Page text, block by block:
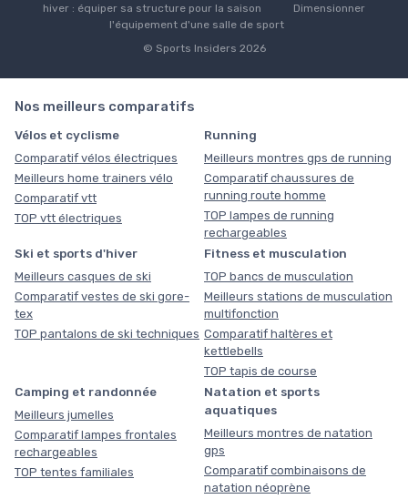
hiver : équiper sa structure pour la saison
Dimensionner
l'équipement d'une salle de sport
© Sports Insiders 2026
Nos meilleurs comparatifs
Vélos et cyclisme
Comparatif vélos électriques
Meilleurs home trainers vélo
Comparatif vtt
TOP vtt électriques
Running
Meilleurs montres gps de running
Comparatif chaussures de
running route homme
TOP lampes de running
rechargeables
Ski et sports d'hiver
Meilleurs casques de ski
Comparatif vestes de ski gore-
tex
TOP pantalons de ski techniques
Fitness et musculation
TOP bancs de musculation
Meilleurs stations de musculation
multifonction
Comparatif haltères et
kettlebells
TOP tapis de course
Camping et randonnée
Meilleurs jumelles
Comparatif lampes frontales
rechargeables
TOP tentes familiales
Natation et sports
aquatiques
Meilleurs montres de natation
gps
Comparatif combinaisons de
natation néoprène